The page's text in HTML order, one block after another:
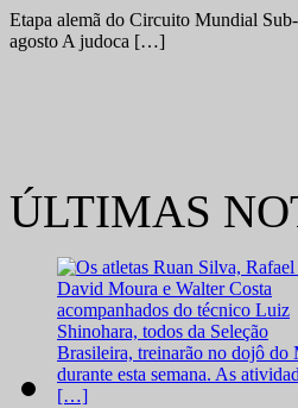
Etapa alemã do Circuito Mundial
agosto A judoca […]
ÚLTIMAS